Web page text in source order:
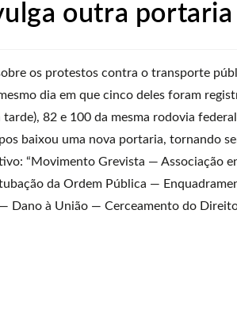
outra portaria
os protestos contra o transporte
dia em que cinco deles foram
82 e 100 da mesma rodovia
baixou uma nova portaria, tornando
“Movimento Grevista — Associação
da Ordem Pública —
Dano à União — Cerceamento do Direito